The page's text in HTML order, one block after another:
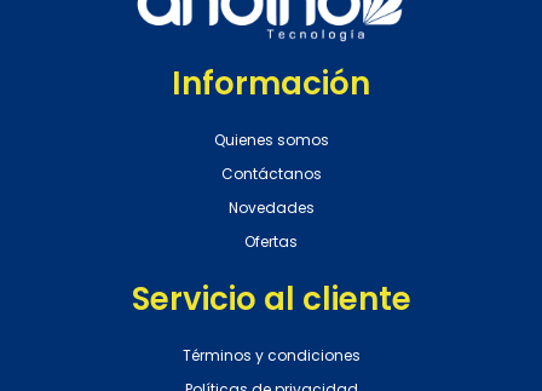
Información
Quienes somos
Contáctanos
Novedades
Ofertas
Servicio al cliente
Términos y condiciones